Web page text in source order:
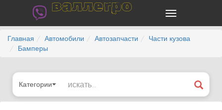
валлегро
Главная Автомобили Автозапчасти
Части кузова
Бамперы
Категории